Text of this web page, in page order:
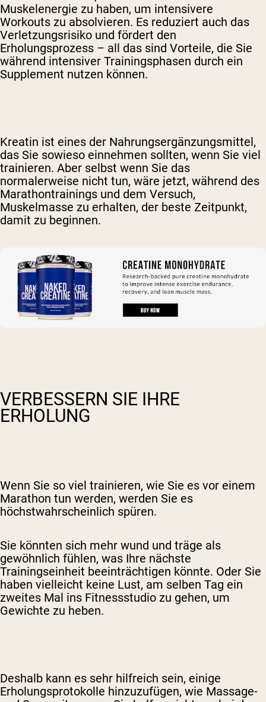
Muskelenergie zu haben, um intensivere
Workouts zu absolvieren. Es reduziert auch das
Verletzungsrisiko und fördert den
Erholungsprozess – all das sind Vorteile, die Sie
während intensiver Trainingsphasen durch ein
Supplement nutzen können.
Kreatin ist eines der Nahrungsergänzungsmittel,
das Sie sowieso einnehmen sollten, wenn Sie viel
trainieren. Aber selbst wenn Sie das
normalerweise nicht tun, wäre jetzt, während des
Marathontrainings und dem Versuch,
Muskelmasse zu erhalten, der beste Zeitpunkt,
damit zu beginnen.
VERBESSERN SIE IHRE
ERHOLUNG
Wenn Sie so viel trainieren, wie Sie es vor einem
Marathon tun werden, werden Sie es
höchstwahrscheinlich spüren.
Sie könnten sich mehr wund und träge als
gewöhnlich fühlen, was Ihre nächste
Trainingseinheit beeinträchtigen könnte. Oder Sie
haben vielleicht keine Lust, am selben Tag ein
zweites Mal ins Fitnessstudio zu gehen, um
Gewichte zu heben.
Deshalb kann es sehr hilfreich sein, einige
Erholungsprotokolle hinzuzufügen, wie Massage-